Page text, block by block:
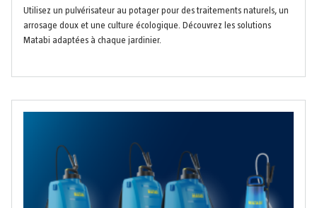
Utilisez un pulvérisateur au potager pour des traitements naturels, un
arrosage doux et une culture écologique. Découvrez les solutions
Matabi adaptées à chaque jardinier.